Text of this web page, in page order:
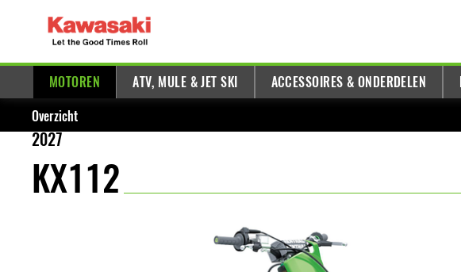
MOTOREN ATV, MULE & JET SKI ACCESSOIRES & ONDERDELEN
Overzicht
2027
KX112